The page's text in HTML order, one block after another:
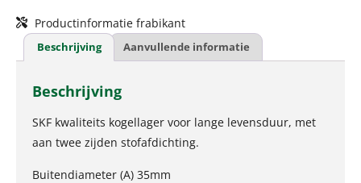
Productinformatie frabikant
Beschrijving Aanvullende informatie
Beschrijving
SKF kwaliteits kogellager voor lange levensduur, met
aan twee zijden stofafdichting.
Buitendiameter (A) 35mm